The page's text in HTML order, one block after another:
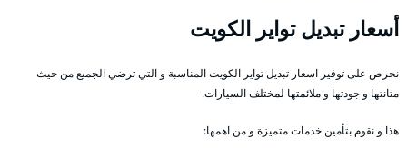
أسعار تبديل تواير الكويت
نحرص على توفير اسعار تبديل تواير الكويت المناسبة و التي ترضي الجميع من حيث
متانتها و جودتها و ملائمتها لمختلف السيارات.
هذا و نقوم بتأمين خدمات متميزة و من اهمها: